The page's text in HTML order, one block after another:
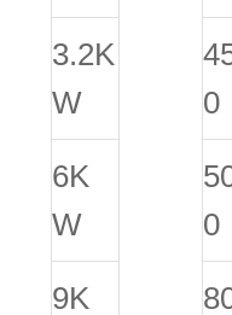
3.2K
W
0
6K
W
0
9K